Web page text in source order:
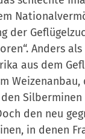
der
Anders
aus dem
Weizenanbau,
den neu
in denen